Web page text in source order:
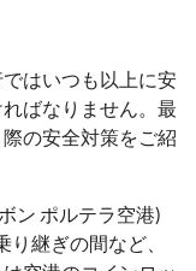
はいつも以上に安
ばなりません。最
の安全対策をご紹
ン ポルテラ空港)
継ぎの間など、